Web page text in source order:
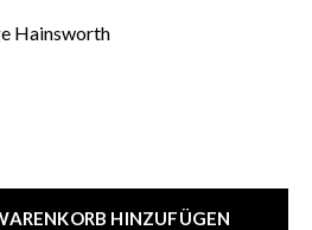
Hainsworth
HINZUFÜGEN